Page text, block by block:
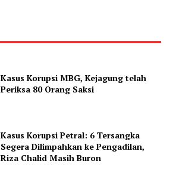
Kasus Korupsi MBG, Kejagung telah
Periksa 80 Orang Saksi
Kasus Korupsi Petral: 6 Tersangka
Segera Dilimpahkan ke Pengadilan,
Riza Chalid Masih Buron